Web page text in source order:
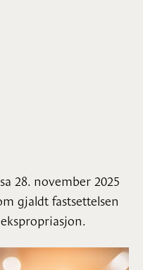
28. november 2025
gjaldt fastsettelsen